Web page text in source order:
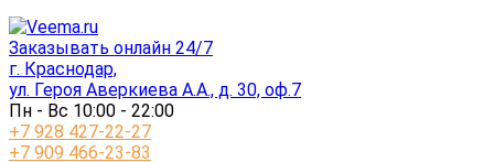
Заказывать онлайн 24/7
г. Краснодар,
ул. Героя Аверкиева А.А., д. 30, оф.7
Пн - Вс 10:00 - 22:00
+7 928 427-22-27
+7 909 466-23-83